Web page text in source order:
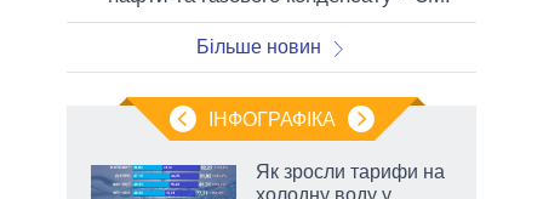
Більше новин
ІНФОГРАФІКА
Як зросли тарифи на